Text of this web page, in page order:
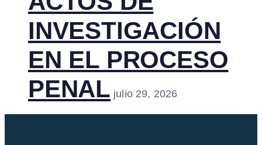
INVESTIGACIÓN
EN EL PROCESO
PENAL julio 29, 2026